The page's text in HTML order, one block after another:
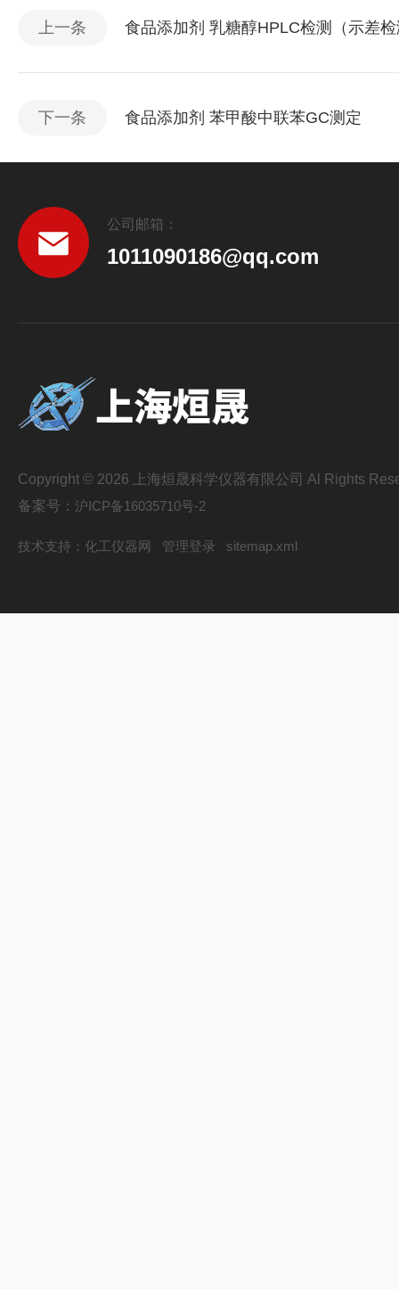
上一条 食品添加剂 乳糖醇HPLC检测（示差
下一条 食品添加剂 苯甲酸中联苯GC测定
公司邮箱：
1011090186@qq.com
Copyright © 2026 上海烜晟科学仪器有限公司 Al Rights
备案号： 沪ICP备16035710号-2
技术支持： 化工仪器网 管理登录 sitemap.xml